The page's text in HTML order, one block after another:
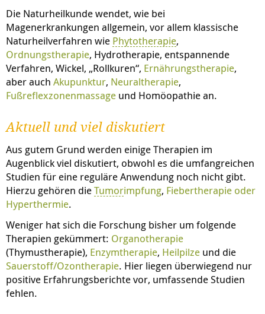
Die Naturheilkunde wendet, wie bei
Magenerkrankungen allgemein, vor allem klassische
Naturheilverfahren wie Phytotherapie,
Ordnungstherapie, Hydrotherapie, entspannende
Verfahren, Wickel, „Rollkuren“, Ernährungstherapie,
aber auch Akupunktur, Neuraltherapie,
Fußreflexzonenmassage und Homöopathie an.
Aktuell und viel diskutiert
Aus gutem Grund werden einige Therapien im
Augenblick viel diskutiert, obwohl es die umfangreichen
Studien für eine reguläre Anwendung noch nicht gibt.
Hierzu gehören dieTumorimpfung, Fiebertherapie oder
Hyperthermie.
Weniger hat sich die Forschung bisher um folgende
Therapien gekümmert: Organotherapie
(Thymustherapie), Enzymtherapie, Heilpilze und die
Sauerstoff/Ozontherapie. Hier liegen überwiegend nur
positive Erfahrungsberichte vor, umfassende Studien
fehlen.